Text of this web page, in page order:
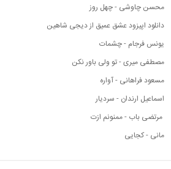
محسن چاوشی - چهل روز
دانلود اپیزود عشق عمیق از دیجی شاهین
یونس فرجام - چشمات
مصطفی میری - تو ولی باور نکن
مسعود فراهانی - آواره
اسماعیل ارندان - سردیار
مرتضی باب - ممنونم ازت
مانی - کجایی